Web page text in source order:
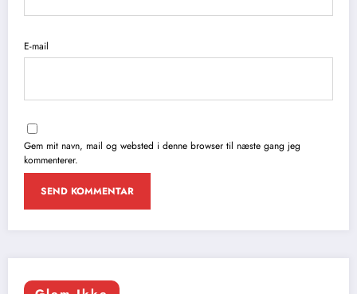
E-mail
Gem mit navn, mail og websted i denne browser til næste gang jeg
kommenterer.